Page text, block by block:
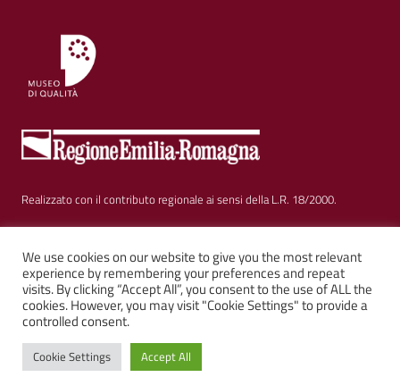
Realizzato con il contributo regionale ai sensi della L.R. 18/2000.
Sezione Link Utili
Privacy | Cookie policy | Note legali | Contatti |
Web solution:Kalimera.it su tema AGID by Italia WP
We use cookies on our website to give you the most relevant
experience by remembering your preferences and repeat
visits. By clicking “Accept All”, you consent to the use of ALL the
cookies. However, you may visit "Cookie Settings" to provide a
controlled consent.
Cookie Settings Accept All